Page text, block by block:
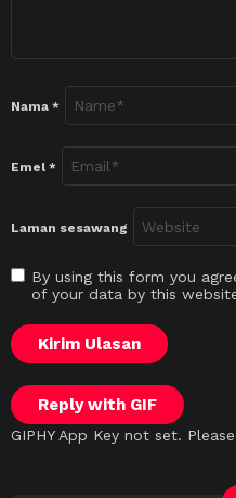
Nama *
Emel *
Laman sesawang
By using this form you
of your data by this
Kirim Ulasan
Reply with GIF
GIPHY App Key not set.